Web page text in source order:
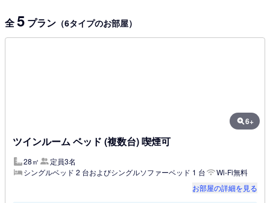
全5 プラン （6タイプのお部屋）
6+
ツインルーム ベッド (複数台) 喫煙可
28㎡
定員3名
シングルベッド 2 台およびシングルソファーベッド 1 台
Wi-Fi無料
お部屋の詳細を見る